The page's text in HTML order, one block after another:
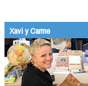
Xavi y Carme